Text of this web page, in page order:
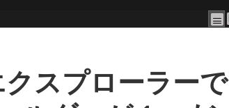
スプローラーで